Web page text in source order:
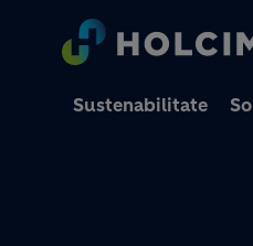
Sustenabilitate